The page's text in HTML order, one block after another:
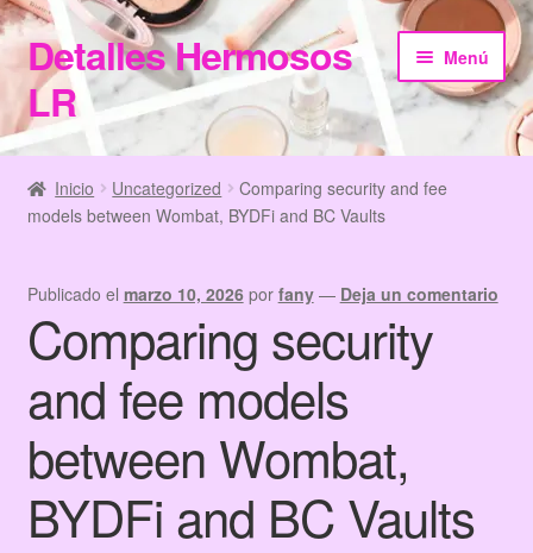
Ir
a
la
navegación
Ir
al
contenido
Detalles Hermosos
LR
Menú
Inicio
Categories
Checkout
Home
Información de Compra
My Account
Terms & Conditions
Inicio Uncategorized
Comparing security and fee
models between Wombat, BYDFi and BC Vaults
Publicado el marzo 10, 2026 por fany — Deja un comentario
Comparing security
and fee models
between Wombat,
BYDFi and BC Vaults